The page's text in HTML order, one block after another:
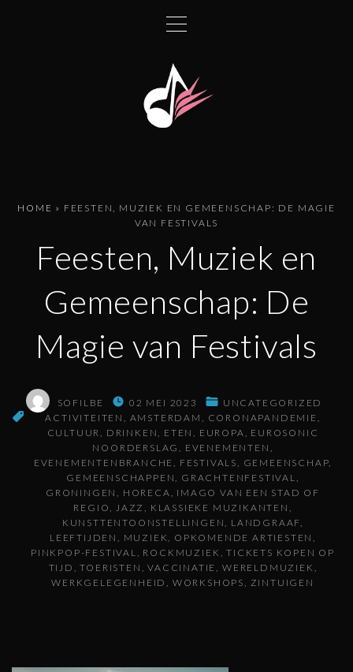
HOME » FEESTEN, MUZIEK EN GEMEENSCHAP: DE MAGIE
VAN FESTIVALS
Feesten, Muziek en
Gemeenschap: De
Magie van Festivals
SOFILBE 02 MEI 2023
UNCATEGORIZED
ACTIVITEITEN
AMSTERDAM
CORONAPANDEMIE
CULTUUR
DRINKEN ETEN EUROPA
EUROSONIC
NOORDERSLAG
EVENEMENTEN
EVENEMENTENBRANCHE
FESTIVALS
GEMEENSCHAP
GEMEENSCHAPPEN
GRACHTENFESTIVAL
GRONINGEN
HORECA
IMAGO VAN EEN STAD OF
REGIO
JAZZ
KLASSIEKE MUZIKANTEN
KUNSTTENTOONSTELLINGEN
LANDGRAAF
LEEFTIJDEN
MUZIEK
OPKOMENDE ARTIESTEN
PINKPOP-FESTIVAL
ROCKMUZIEK
TICKETS KOPEN OP
TIJD
TOERISTEN VACCINATIE
WERELDMUZIEK
WERKGELEGENHEID
WORKSHOPS ZINTUIGEN